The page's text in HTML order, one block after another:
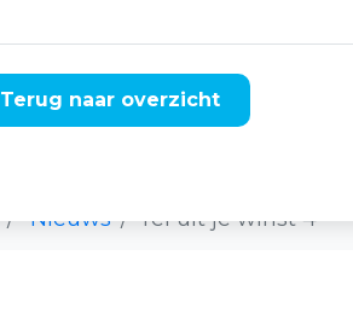
Nieuws Tel uit je winst 4
Terug naar overzicht